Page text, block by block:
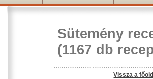
Sütemény
(1167 db
Vissza a